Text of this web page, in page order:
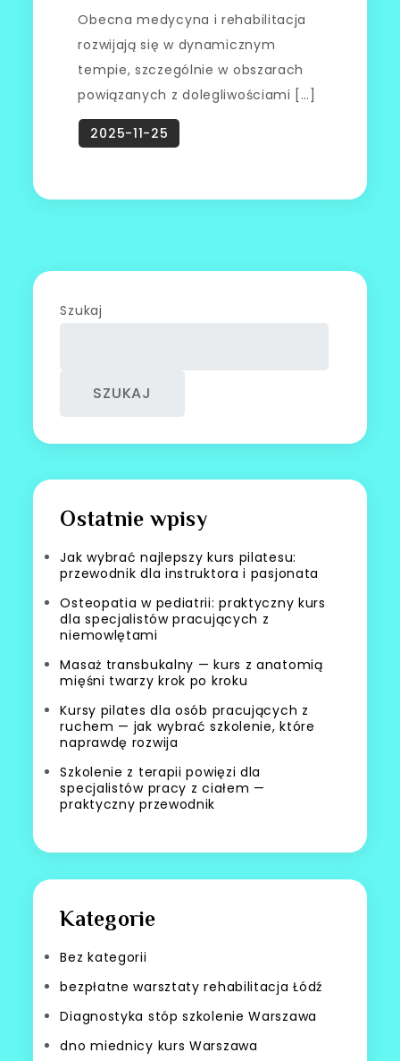
Obecna medycyna i rehabilitacja
rozwijają się w dynamicznym
tempie, szczególnie w obszarach
powiązanych z dolegliwościami […]
Szukaj
SZUKAJ
Ostatnie wpisy
Jak wybrać najlepszy kurs pilatesu:
przewodnik dla instruktora i pasjonata
Osteopatia w pediatrii: praktyczny kurs
dla specjalistów pracujących z
niemowlętami
Masaż transbukalny — kurs z anatomią
mięśni twarzy krok po kroku
Kursy pilates dla osób pracujących z
ruchem — jak wybrać szkolenie, które
naprawdę rozwija
Szkolenie z terapii powięzi dla
specjalistów pracy z ciałem —
praktyczny przewodnik
Kategorie
Bez kategorii
bezpłatne warsztaty rehabilitacja Łódź
Diagnostyka stóp szkolenie Warszawa
dno miednicy kurs Warszawa